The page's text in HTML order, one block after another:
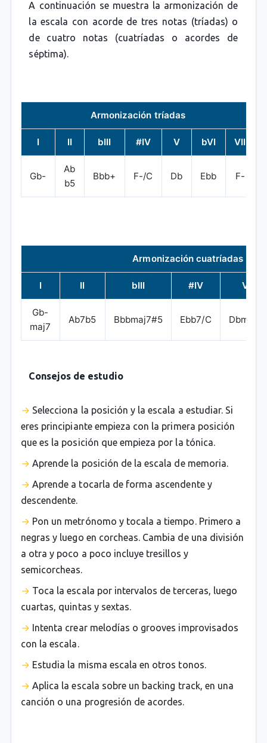
A continuación se muestra la armonización de
la escala con acorde de tres notas (tríadas) o
de cuatro notas (cuatríadas o acordes de
séptima).
Armonización tríadas
I II bIII #IV V bVI VII
Gb-
Ab
b5
Bbb+ F-/C Db Ebb F-
Armonización cuatríadas
I II bIII #IV V
Gb-
maj7
Ab7b5 Bbbmaj7#5 Ebb7/C Dbmaj7
Consejos de estudio
Selecciona la posición y la escala a estudiar. Si
eres principiante empieza con la primera posición
que es la posición que empieza por la tónica.
Aprende la posición de la escala de memoria.
Aprende a tocarla de forma ascendente y
descendente.
Pon un metrónomo y tocala a tiempo. Primero a
negras y luego en corcheas. Cambia de una división
a otra y poco a poco incluye tresillos y
semicorcheas.
Toca la escala por intervalos de terceras, luego
cuartas, quintas y sextas.
Intenta crear melodías o grooves improvisados
con la escala.
Estudia la misma escala en otros tonos.
Aplica la escala sobre un backing track, en una
canción o una progresión de acordes.